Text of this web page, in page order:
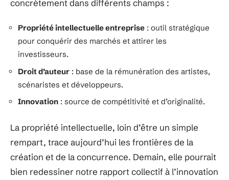
concrètement dans différents champs :
Propriété intellectuelle entreprise : outil stratégique
pour conquérir des marchés et attirer les
investisseurs.
Droit d’auteur : base de la rémunération des artistes,
scénaristes et développeurs.
Innovation : source de compétitivité et d’originalité.
La propriété intellectuelle, loin d’être un simple
rempart, trace aujourd’hui les frontières de la
création et de la concurrence. Demain, elle pourrait
bien redessiner notre rapport collectif à l’innovation